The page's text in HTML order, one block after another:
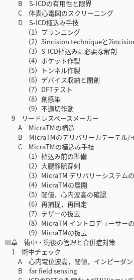
B S-ICDの有用性と限界
C 体表心電図のスクリーニング
D S-ICD植込み手技
（1）プランニング
（2）3incision techniqueと
（3）S-ICD植込みに必要な解剖
（4）ポケット作製
（5）トンネル作製
（6）デバイス収納と閉創
（7）DFTテスト
（8）創感染
（9）不適切作動
9 リードレスペースメーカー
A MicraTMの構造
B MicraTMのデリバリーカテーテル/
C MicraTMの植込み手技
（1）植込み前の準備
（2）大腿静脈穿刺
（3）MicraTM デリバリーシステムの
（4）MicraTMの展開
（5）閾値，心内波高の確認
（6）再捕捉，再固定
（7）テザーの抜去
（8）MicraTM イントロデューサーの
（9）MicraTMの抜去
III章 術中・術後の管理と合併症対策
1 術中チェック
A 心内電位波高，閾値，インピーダン
B far field sensing